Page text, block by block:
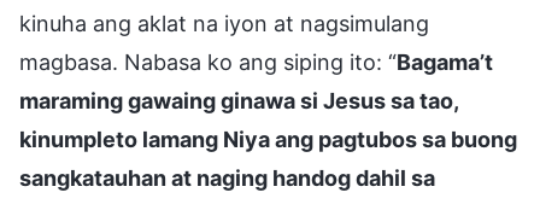
kinuha ang aklat na iyon at nagsimulang
magbasa. Nabasa ko ang siping ito: “Bagama’t
maraming gawaing ginawa si Jesus sa tao,
kinumpleto lamang Niya ang pagtubos sa buong
sangkatauhan at naging handog dahil sa